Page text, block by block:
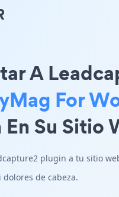
A
For
En Su Sitio
plugin a tu sitio
de cabeza.